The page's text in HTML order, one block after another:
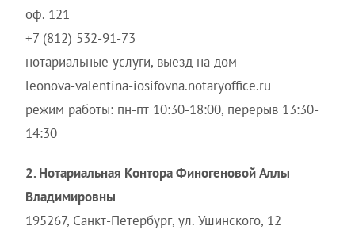
оф. 121
+7 (812) 532-91-73
нотариальные услуги, выезд на дом
leonova-valentina-iosifovna.notaryoffice.ru
режим работы: пн-пт 10:30-18:00, перерыв 13:30-
14:30
2. Нотариальная Контора Финогеновой Аллы
Владимировны
195267, Санкт-Петербург, ул. Ушинского, 12